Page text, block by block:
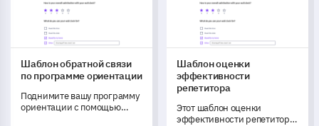
для улучшения.
Шаблон обратной связи
по программе ориентации
Поднимите вашу программу
ориентации с помощью
Шаблон оценки
эффективности
репетитора
Этот шаблон оценки
эффективности репетитора